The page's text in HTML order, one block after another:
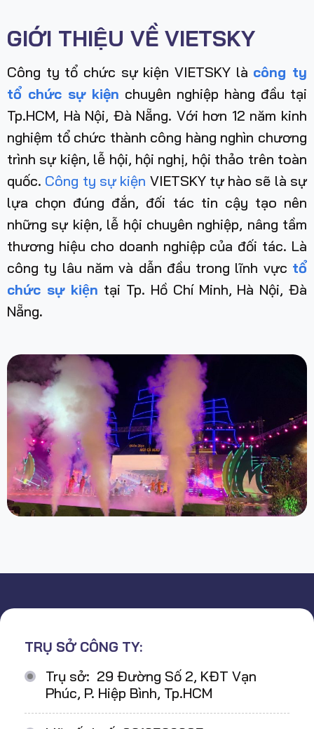
GIỚI THIỆU VỀ VIETSKY
Công ty tổ chức sự kiện VIETSKY là công ty
tổ chức sự kiện chuyên nghiệp hàng đầu tại
Tp.HCM, Hà Nội, Đà Nẵng. Với hơn 12 năm kinh
nghiệm tổ chức thành công hàng nghìn chương
trình sự kiện, lễ hội, hội nghị, hội thảo trên toàn
quốc. Công ty sự kiện VIETSKY tự hào sẽ là sự
lựa chọn đúng đắn, đối tác tin cậy tạo nên
những sự kiện, lễ hội chuyên nghiệp, nâng tầm
thương hiệu cho doanh nghiệp của đối tác. Là
công ty lâu năm và dẫn đầu trong lĩnh vực tổ
chức sự kiện tại Tp. Hồ Chí Minh, Hà Nội, Đà
Nẵng.
TRỤ SỞ CÔNG TY:
Trụ sở: 29 Đường Số 2, KĐT Vạn
Phúc, P. Hiệp Bình, Tp.HCM